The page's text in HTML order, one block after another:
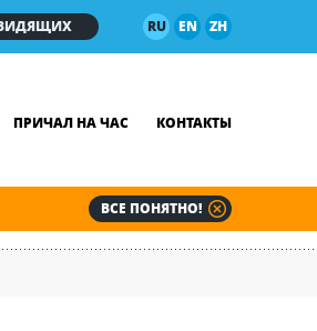
RU EN ZH
ПРИЧАЛ НА ЧАС КОНТАКТЫ
ВСЕ ПОНЯТНО!